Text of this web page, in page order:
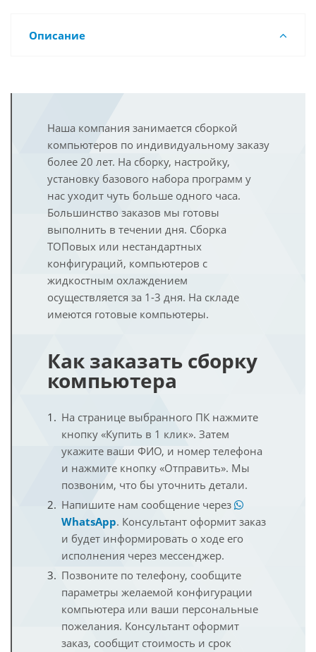
Описание
Наша компания занимается сборкой
компьютеров по индивидуальному заказу
более 20 лет. На сборку, настройку,
установку базового набора программ у
нас уходит чуть больше одного часа.
Большинство заказов мы готовы
выполнить в течении дня. Сборка
ТОПовых или нестандартных
конфигураций, компьютеров с
жидкостным охлаждением
осуществляется за 1-3 дня. На складе
имеются готовые компьютеры.
Как заказать сборку
компьютера
На странице выбранного ПК нажмите
кнопку «Купить в 1 клик». Затем
укажите ваши ФИО, и номер телефона
и нажмите кнопку «Отправить». Мы
позвоним, что бы уточнить детали.
Напишите нам сообщение через
WhatsApp. Консультант оформит заказ
и будет информировать о ходе его
исполнения через мессенджер.
Позвоните по телефону, сообщите
параметры желаемой конфигурации
компьютера или ваши персональные
пожелания. Консультант оформит
заказ, сообщит стоимость и срок